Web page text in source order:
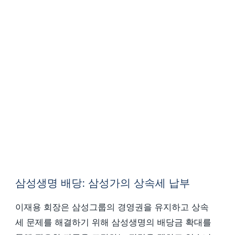
삼성생명 배당: 삼성가의 상속세 납부
이재용 회장은 삼성그룹의 경영권을 유지하고 상속
세 문제를 해결하기 위해 삼성생명의 배당금 확대를